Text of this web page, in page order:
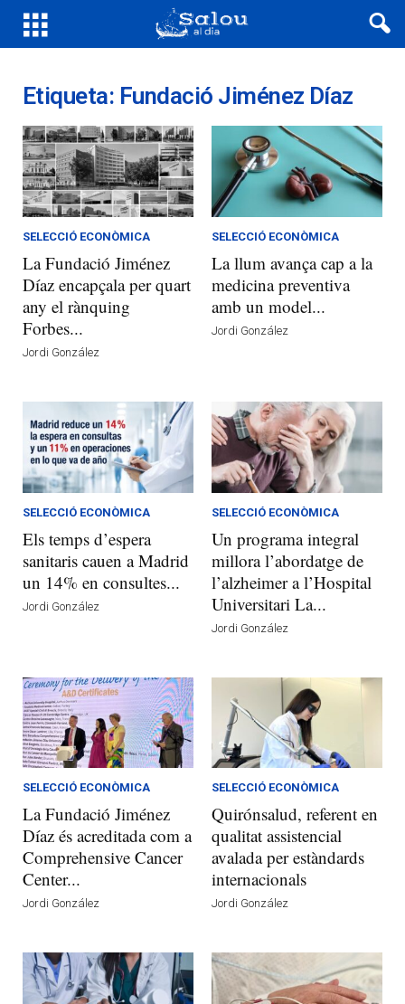
Etiqueta: Fundació Jiménez Díaz
SELECCIÓ ECONÒMICA
La Fundació Jiménez
Díaz encapçala per quart
any el rànquing
Forbes...
Jordi González
SELECCIÓ ECONÒMICA
La llum avança cap a la
medicina preventiva
amb un model...
Jordi González
SELECCIÓ ECONÒMICA
Els temps d’espera
sanitaris cauen a Madrid
un 14% en consultes...
Jordi González
SELECCIÓ ECONÒMICA
Un programa integral
millora l’abordatge de
l’alzheimer a l’Hospital
Universitari La...
Jordi González
SELECCIÓ ECONÒMICA
La Fundació Jiménez
Díaz és acreditada com a
Comprehensive Cancer
Center...
Jordi González
SELECCIÓ ECONÒMICA
Quirónsalud, referent en
qualitat assistencial
avalada per estàndards
internacionals
Jordi González